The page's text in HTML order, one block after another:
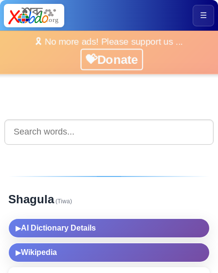
☰
🎗️ No more ads! Please support us ...
💝Donate
Shagula(Tiwa)
▶AI Dictionary Details
▶Wikipedia